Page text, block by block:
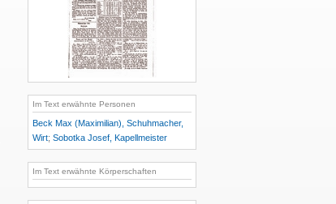
Im Text erwähnte Personen
Beck Max (Maximilian), Schuhmacher,
Wirt; Sobotka Josef, Kapellmeister
Im Text erwähnte Körperschaften